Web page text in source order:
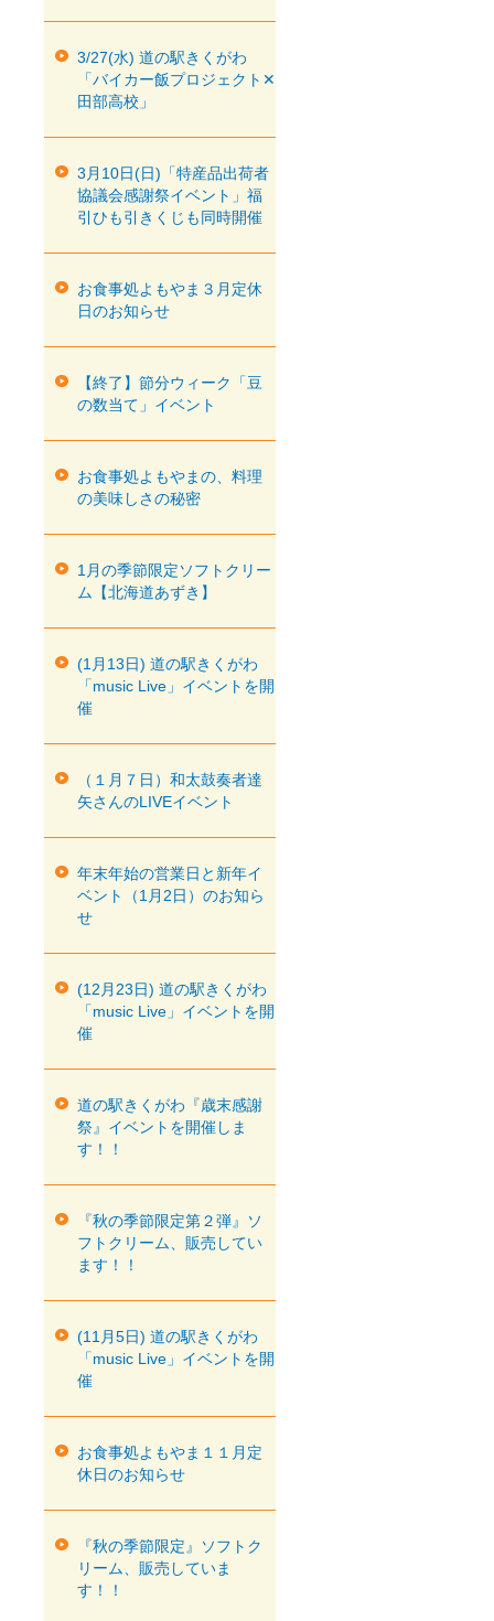
3/27(水) 道の駅きくがわ
「バイカー飯プロジェクト✕
田部高校」
3月10日(日)「特産品出荷者
協議会感謝祭イベント」福
引ひも引きくじも同時開催
お食事処よもやま３月定休
日のお知らせ
【終了】節分ウィーク「豆
の数当て」イベント
お食事処よもやまの、料理
の美味しさの秘密
1月の季節限定ソフトクリー
ム【北海道あずき】
(1月13日) 道の駅きくがわ
「music Live」イベントを開
催
（１月７日）和太鼓奏者達
矢さんのLIVEイベント
年末年始の営業日と新年イ
ベント（1月2日）のお知ら
せ
(12月23日) 道の駅きくがわ
「music Live」イベントを開
催
道の駅きくがわ『歳末感謝
祭』イベントを開催しま
す！！
『秋の季節限定第２弾』ソ
フトクリーム、販売してい
ます！！
(11月5日) 道の駅きくがわ
「music Live」イベントを開
催
お食事処よもやま１１月定
休日のお知らせ
『秋の季節限定』ソフトク
リーム、販売していま
す！！